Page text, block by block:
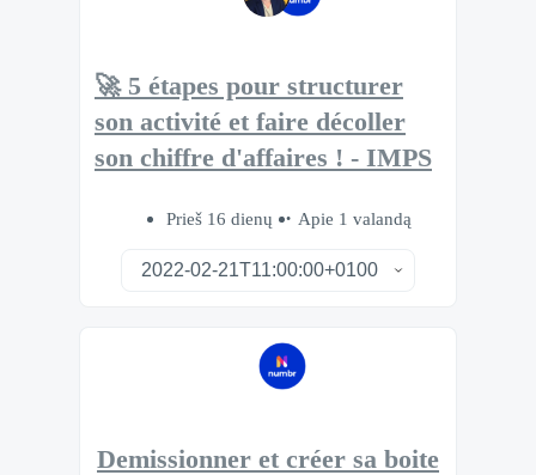
🚀 5 étapes pour structurer
son activité et faire décoller
son chiffre d'affaires ! - IMPS
Prieš 16 dienų Apie 1 valandą
Demissionner et créer sa boite